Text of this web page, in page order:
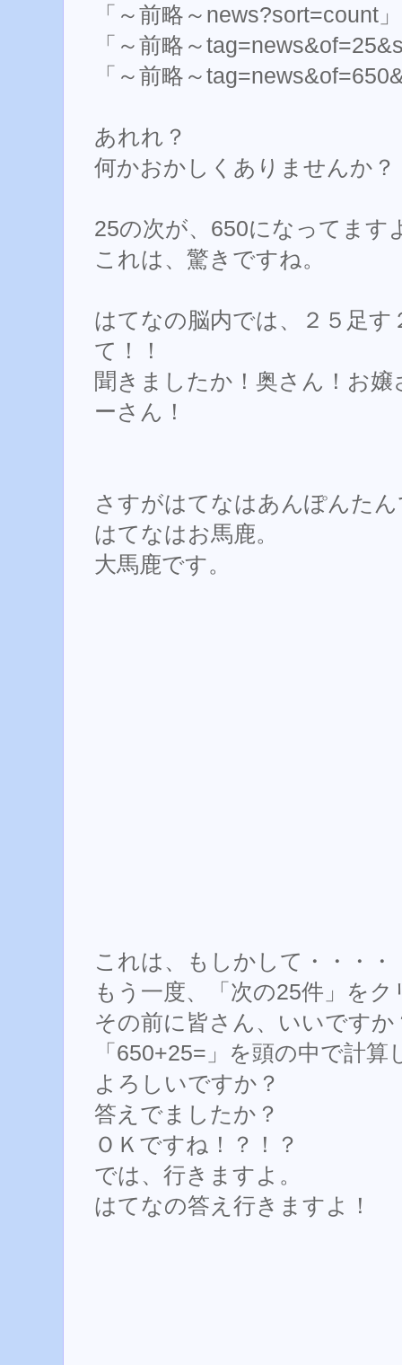
「～前略～news?sort=count」
「～前略～
「～前略～
あれれ？
何かおかしくありませんか？
25の次が、650になってます
これは、驚きですね。
はてなの脳内では、２５足
て！！
聞きましたか！奥さん！お
ーさん！
さすがはてなはあんぽんた
はてなはお馬鹿。
大馬鹿です。
これは、もしかして・・・・
もう一度、「次の25件」を
その前に皆さん、いいですか
「650+25=」を頭の中で計
よろしいですか？
答えでましたか？
ＯＫですね！？！？
では、行きますよ。
はてなの答え行きますよ！